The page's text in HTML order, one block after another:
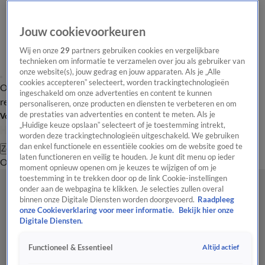
Overzicht Laatste nieuws Regionieuws Het beste van Hart
Tip de
redactie
Volg Hart van Nederland
Zoeken
OverzichtRegioUitzendingenWeerTip de redactiePanelVideo's
Jouw cookievoorkeuren
Wij en onze29 partners gebruiken cookies en vergelijkbare
technieken om informatie te verzamelen over jou als gebruiker van
onze website(s), jouw gedrag en jouw apparaten. Als je „Alle
cookies accepteren” selecteert, worden trackingtechnologieën
ingeschakeld om onze advertenties en content te kunnen
personaliseren, onze producten en diensten te verbeteren en om
de prestaties van advertenties en content te meten. Als je
„Huidige keuze opslaan” selecteert of je toestemming intrekt,
worden deze trackingtechnologieën uitgeschakeld. We gebruiken
dan enkel functionele en essentiële cookies om de website goed te
laten functioneren en veilig te houden. Je kunt dit menu op ieder
moment opnieuw openen om je keuzes te wijzigen of om je
toestemming in te trekken door op de link Cookie-instellingen
onder aan de webpagina te klikken. Je selecties zullen overal
binnen onze Digitale Diensten worden doorgevoerd. Raadpleeg
onze Cookieverklaring voor meer informatie.
Bekijk hier onze
Digitale Diensten.
Functioneel & Essentieel Altijd actief